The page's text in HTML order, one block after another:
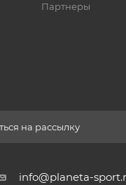
Партнеры
на рассылку
info@planeta-